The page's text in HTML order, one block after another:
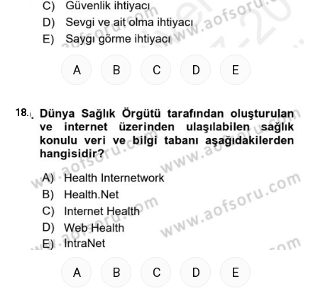
A B C D E
18.
A B C D E